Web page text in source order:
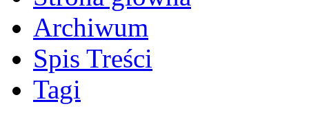
Archiwum
Spis Treści
Tagi